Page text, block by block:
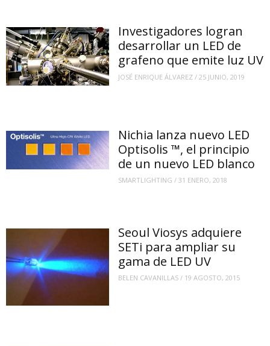
Investigadores logran
desarrollar un LED de
grafeno que emite luz UV
JOSÉ ENRIQUE ÁLVAREZ / 25 JUNIO, 2019
Nichia lanza nuevo LED
Optisolis ™, el principio
de un nuevo LED blanco
SMARTLIGHTING /31 ENERO, 2018
Seoul Viosys adquiere
SETi para ampliar su
gama de LED UV
BELEN CAVANILLAS / 19 AGOSTO, 2015